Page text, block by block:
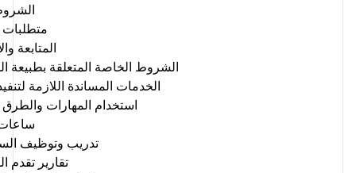
متطلبات
المتابعة
الشروط الخاصة المتعلقة بطبيعة
الخدمات المساندة اللازمة
استخدام المهارات والطرق
تدريب وتوظيف
تقارير تقدم